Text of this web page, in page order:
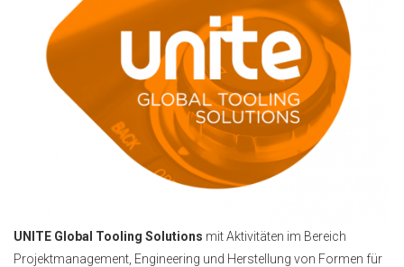
UNITE Global Tooling Solutions mit Aktivitäten im Bereich
Projektmanagement, Engineering und Herstellung von Formen für